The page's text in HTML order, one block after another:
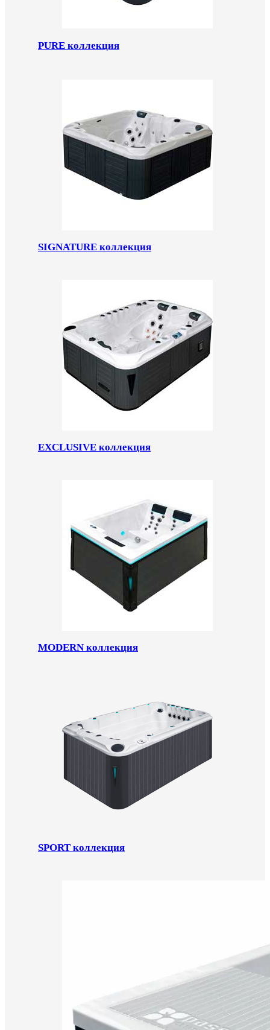
PURE коллекция
SIGNATURE коллекция
EXCLUSIVE коллекция
MODERN коллекция
SPORT коллекция